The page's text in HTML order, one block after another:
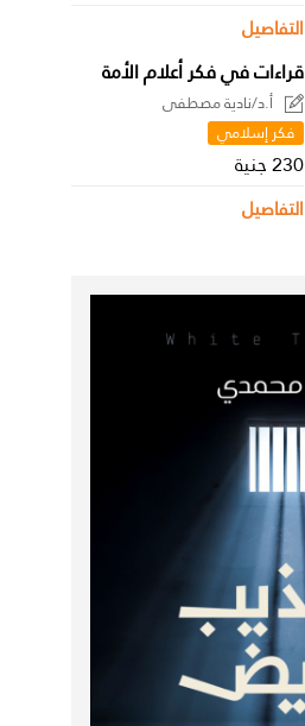
التفاصيل
قراءات في فكر أعلام الأمة
أ.د/نادية مصطفى
فكر إسلامي
230 جنية
التفاصيل